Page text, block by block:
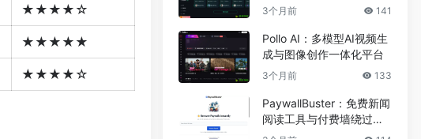
★★★★☆
★★★★★
★★★★☆
3个月前 141
Pollo AI：多模型AI视频生
成与图像创作一体化平台
3个月前 133
PaywallBuster：免费新闻
阅读工具与付费墙绕过助
手